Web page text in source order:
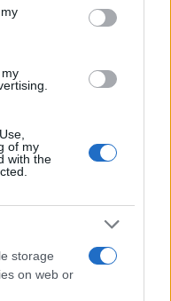
of my
with the
storage
on web or
a szóhatárokat
Klasszikus magyar
eltolása, amely a
a zongora > az ongora,
zének
jelzős szerkezet is
eltolódással az édes
bizonnyal szerepet